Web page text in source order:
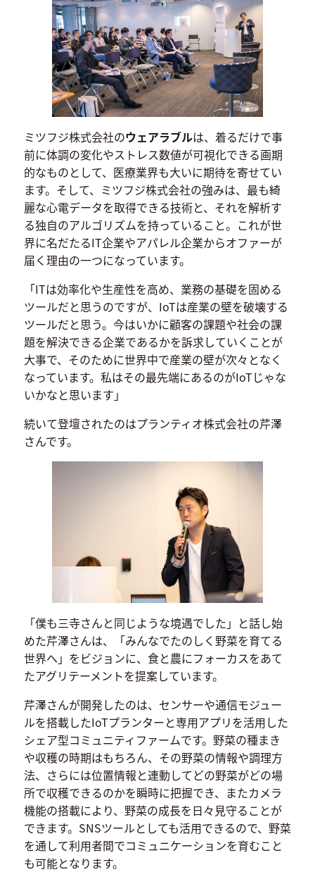
ミツフジ株式会社のウェアラブルは、着るだけで事
前に体調の変化やストレス数値が可視化できる画期
的なものとして、医療業界も大いに期待を寄せてい
ます。そして、ミツフジ株式会社の強みは、最も綺
麗な心電データを取得できる技術と、それを解析す
る独自のアルゴリズムを持っていること。これが世
界に名だたるIT企業やアパレル企業からオファーが
届く理由の一つになっています。
「ITは効率化や生産性を高め、業務の基礎を固める
ツールだと思うのですが、IoTは産業の壁を破壊する
ツールだと思う。今はいかに顧客の課題や社会の課
題を解決できる企業であるかを訴求していくことが
大事で、そのために世界中で産業の壁が次々となく
なっています。私はその最先端にあるのがIoTじゃな
いかなと思います」
続いて登壇されたのはプランティオ株式会社の芹澤
さんです。
「僕も三寺さんと同じような境遇でした」と話し始
めた芹澤さんは、「みんなでたのしく野菜を育てる
世界へ」をビジョンに、食と農にフォーカスをあて
たアグリテーメントを提案しています。
芹澤さんが開発したのは、センサーや通信モジュー
ルを搭載したIoTプランターと専用アプリを活用した
シェア型コミュニティファームです。野菜の種まき
や収穫の時期はもちろん、その野菜の情報や調理方
法、さらには位置情報と連動してどの野菜がどの場
所で収穫できるのかを瞬時に把握でき、またカメラ
機能の搭載により、野菜の成長を日々見守ることが
できます。SNSツールとしても活用できるので、野菜
を通して利用者間でコミュニケーションを育むこと
も可能となります。